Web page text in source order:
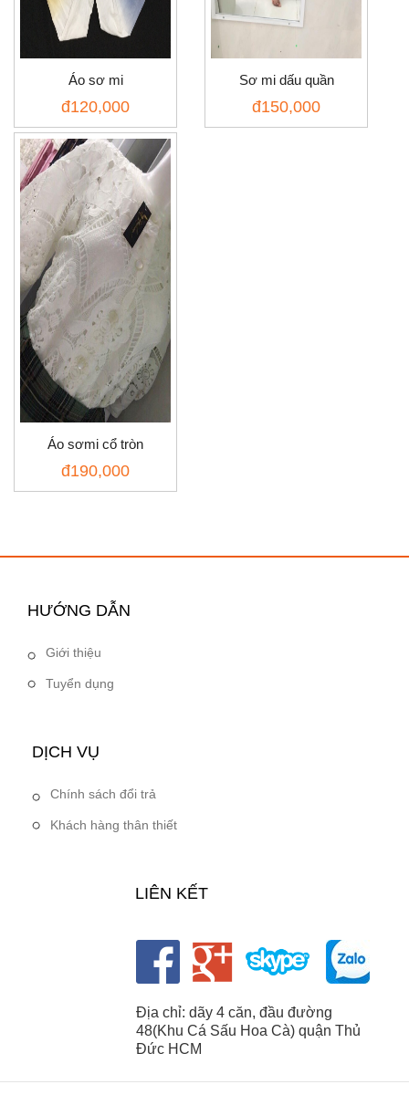
Áo sơ mi
đ120,000
Sơ mi dấu quần
đ150,000
Áo sơmi cổ tròn
đ190,000
HƯỚNG DẪN
Giới thiệu
Tuyển dụng
DỊCH VỤ
Chính sách đổi trả
Khách hàng thân thiết
LIÊN KẾT
Địa chỉ: dãy 4 căn, đầu đường
48(Khu Cá Sấu Hoa Cà) quận Thủ
Đức HCM